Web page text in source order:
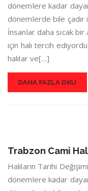
dönemlere kadar
dönemlerde bile çadır
İnsanlar daha sıcak
için halı tercih
halılar ve[…]
DAHA FAZLA OKU
Trabzon Cami
Halıların Tarihi
dönemlere kadar